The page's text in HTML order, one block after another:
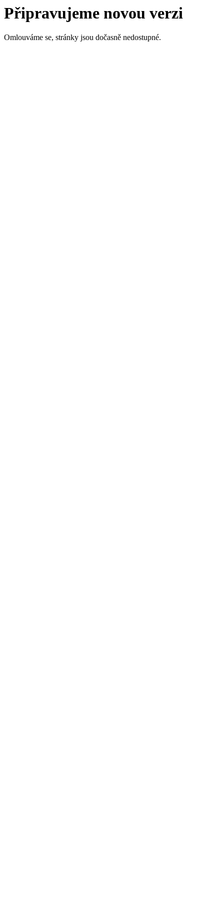
Připravujeme novou verzi
Omlouváme se, stránky jsou dočasně nedostupné.